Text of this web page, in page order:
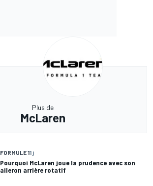
Plus de
McLaren
FORMULE 11 j
Pourquoi McLaren joue la prudence avec son
aileron arrière rotatif